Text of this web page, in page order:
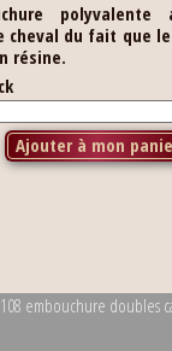
polyvalente
cheval du fait que
résine.
Ajouter à mon